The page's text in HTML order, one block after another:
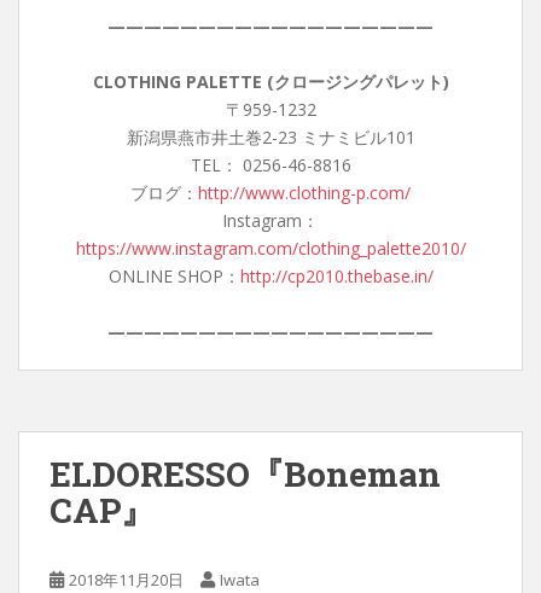
——————————————————
CLOTHING PALETTE (クロージングパレット)
〒959-1232
新潟県燕市井土巻2-23 ミナミビル101
TEL： 0256-46-8816
ブログ： http://www.clothing-p.com/
Instagram：
https://www.instagram.com/clothing_palette2010/
ONLINE SHOP： http://cp2010.thebase.in/
——————————————————
ELDORESSO『Boneman
CAP』
2018年11月20日 Iwata